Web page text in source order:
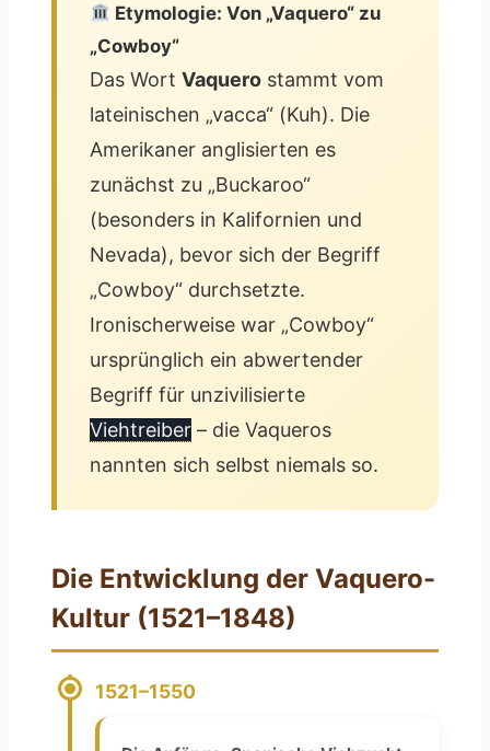
Etymologie: Von „Vaquero“ zu
„Cowboy“
Das Wort Vaquero stammt vom
lateinischen „vacca“ (Kuh). Die
Amerikaner anglisierten es
zunächst zu „Buckaroo“
(besonders in Kalifornien und
Nevada), bevor sich der Begriff
„Cowboy“ durchsetzte.
Ironischerweise war „Cowboy“
ursprünglich ein abwertender
Begriff für unzivilisierte
Viehtreiber – die Vaqueros
nannten sich selbst niemals so.
Die Entwicklung der Vaquero-
Kultur (1521–1848)
1521–1550